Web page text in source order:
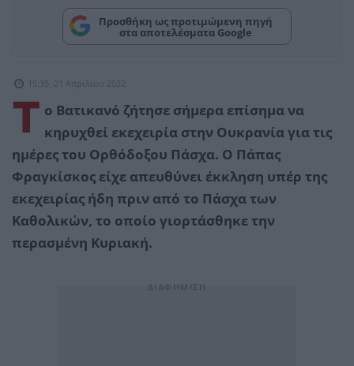
Προσθήκη ως προτιμώμενη πηγή
στα αποτελέσματα Google
15:35, 21 Απριλίου 2022
Τ ο Βατικανό ζήτησε σήμερα επίσημα να
κηρυχθεί εκεχειρία στην Ουκρανία για τις
ημέρες του Ορθόδοξου Πάσχα. Ο Πάπας
Φραγκίσκος είχε απευθύνει έκκληση υπέρ της
εκεχειρίας ήδη πριν από το Πάσχα των
Καθολικών, το οποίο γιορτάσθηκε την
περασμένη Κυριακή.